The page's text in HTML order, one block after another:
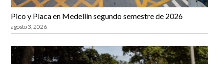
Pico y Placa en Medellín segundo semestre de 2026
agosto 3, 2026